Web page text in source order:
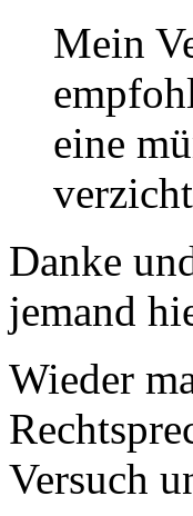
Mein
eine
Danke
jemand
Wieder
Versuch